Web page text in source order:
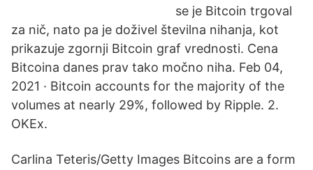
se je Bitcoin trgoval
za nič, nato pa je doživel številna nihanja, kot
prikazuje zgornji Bitcoin graf vrednosti. Cena
Bitcoina danes prav tako močno niha. Feb 04,
2021 · Bitcoin accounts for the majority of the
volumes at nearly 29%, followed by Ripple. 2.
OKEx.
Carlina Teteris/Getty Images Bitcoins are a form